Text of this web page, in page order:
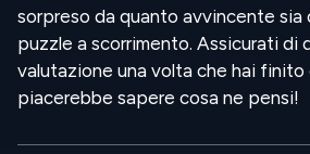
sorpreso da quanto avvincente
puzzle a scorrimento. Assicurati di
valutazione una volta che hai finito
piacerebbe sapere cosa ne pensi!